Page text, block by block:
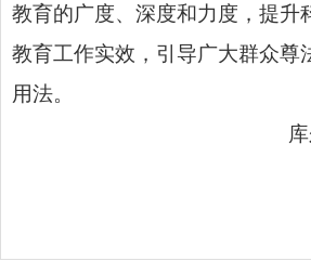
教育的广度、深度和力度，提升
教育工作实效，引导广大群众尊
用法。